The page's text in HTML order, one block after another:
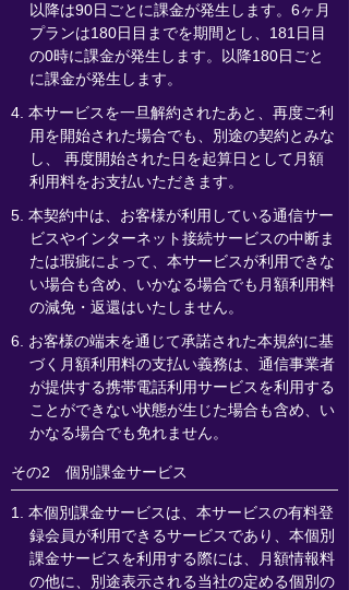
以降は90日ごとに課金が発生します。6ヶ月
プランは180日目までを期間とし、181日目
の0時に課金が発生します。以降180日ごと
に課金が発生します。
4. 本サービスを一旦解約されたあと、再度ご利
用を開始された場合でも、別途の契約とみな
し、 再度開始された日を起算日として月額
利用料をお支払いただきます。
5. 本契約中は、お客様が利用している通信サー
ビスやインターネット接続サービスの中断ま
たは瑕疵によって、本サービスが利用できな
い場合も含め、いかなる場合でも月額利用料
の減免・返還はいたしません。
6. お客様の端末を通じて承諾された本規約に基
づく月額利用料の支払い義務は、通信事業者
が提供する携帯電話利用サービスを利用する
ことができない状態が生じた場合も含め、い
かなる場合でも免れません。
その2 個別課金サービス
1. 本個別課金サービスは、本サービスの有料登
録会員が利用できるサービスであり、本個別
課金サービスを利用する際には、月額情報料
の他に、別途表示される当社の定める個別の